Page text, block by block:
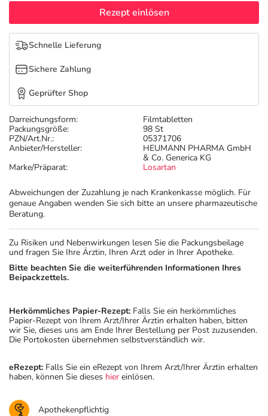
Tierapotheke
Vitamine & Mineralstoffe
Marken
Salus Deals
Darreichungsform:
Filmtabletten
Packungsgröße:
98 St
PZN/Art.Nr.:
05371706
Anbieter/Hersteller:
HEUMANN PHARMA GmbH
& Co. Generica KG
Marke/Präparat:
Losartan
Abweichungen der Zuzahlung je nach Krankenkasse möglich. Für
genaue Angaben wenden Sie sich bitte an unsere pharmazeutische
Beratung.
Rezept einlösen
Schnelle Lieferung
Sichere Zahlung
Geprüfter Shop
Zu Risiken und Nebenwirkungen lesen Sie die Packungsbeilage
und fragen Sie Ihre Ärztin, Ihren Arzt oder in Ihrer Apotheke.
Bitte beachten Sie die weiterführenden Informationen Ihres
Beipackzettels.
Herkömmliches Papier-Rezept: Falls Sie ein herkömmliches
Papier-Rezept von Ihrem Arzt/Ihrer Ärztin erhalten haben, bitten
wir Sie, dieses uns am Ende Ihrer Bestellung per Post zuzusenden.
Die Portokosten übernehmen selbstverständlich wir.
eRezept: Falls Sie ein eRezept von Ihrem Arzt/Ihrer Ärztin erhalten
haben, können Sie dieses hier einlösen.
Apothekenpflichtig